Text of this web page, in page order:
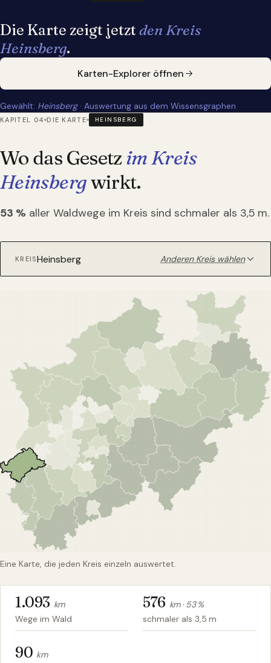
Die Karte zeigt jetzt den Kreis
Heinsberg.
Karten-Explorer öffnen
Gewählt: Heinsberg· Auswertung aus dem Wissensgraphen
KAPITEL 04 DIE KARTE HEINSBERG
Wo das Gesetzim Kreis
Heinsbergwirkt.
53 % aller Waldwege im Kreis sind schmaler als 3,5 m.
KREIS Anderen Kreis wählen
Eine Karte, die jeden Kreis einzeln auswertet.
1.093 km
Wege im Wald
576 km ·53%
schmaler als 3,5 m
90 km